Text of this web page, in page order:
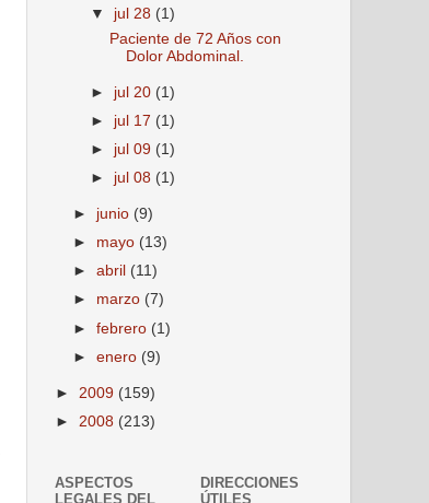
▼ jul 28 (1)
Paciente de 72 Años con
Dolor Abdominal.
► jul 20 (1)
► jul 17 (1)
► jul 09 (1)
► jul 08 (1)
► junio (9)
► mayo (13)
►abril (11)
► marzo (7)
►febrero (1)
►enero (9)
► 2009 (159)
► 2008 (213)
ASPECTOS
LEGALES DEL
DIRECCIONES
ÚTILES